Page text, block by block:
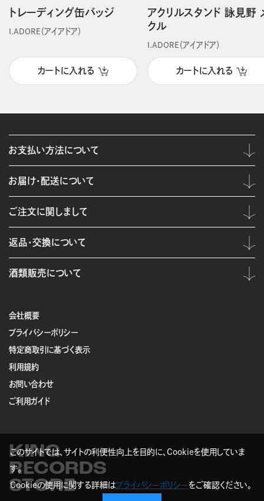
トレーディング缶バッジ
I.ADORE（アイアドア）
カートに入れる
アクリルスタンド 詠見野
クル
I.ADORE（アイアドア）
カートに入れる
会社概要
プライバシーポリシー
特定商取引に基づく表示
利用規約
お問い合わせ
ご利用ガイド
KING
RECORDS
STORE
お支払い方法について
お届け・配送について
ご注文に関しまして
返品・交換について
酒類販売について
このサイトでは、サイトの利便性向上を目的に、Cookieを使用していま
す。
Cookieの使用に関する詳細はプライバシーポリシーをご確認ください。